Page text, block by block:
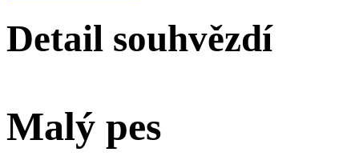
Detail souhvězdí
Malý pes